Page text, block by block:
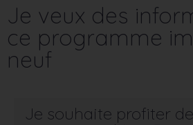
Je veux des
ce programme
neuf
Je souhaite profiter